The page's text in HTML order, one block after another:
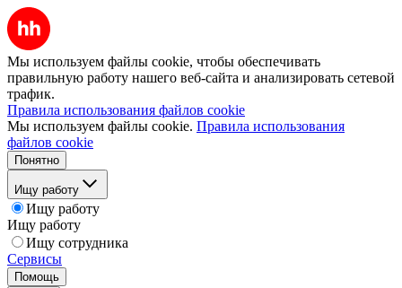
Мы используем файлы cookie, чтобы обеспечивать
правильную работу нашего веб-сайта и анализировать сетевой
трафик.
Правила использования файлов cookie
Мы используем файлы cookie. Правила использования
файлов cookie
Понятно
Ищу работу
Ищу работу
Ищу работу
Ищу сотрудника
Сервисы
Помощь